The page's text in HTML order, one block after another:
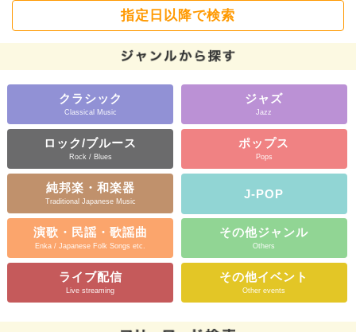
指定日以降で検索
クラシック
Classical Music
ジャズ
Jazz
ロック/ブルース
Rock / Blues
ポップス
Pops
純邦楽・和楽器
Traditional Japanese Music
J-POP
演歌・民謡・歌謡曲
Enka / Japanese Folk Songs etc.
その他ジャンル
Others
ライブ配信
Live streaming
その他イベント
Other events